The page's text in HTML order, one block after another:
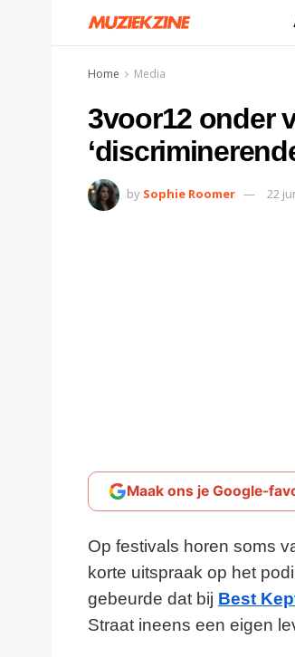
Home Media
3voor12 onder
by Sophie Roomer 22
Maak ons je Google-
Op festivals horen soms
korte uitspraak op het
gebeurde dat bij Best
Straat ineens een eigen